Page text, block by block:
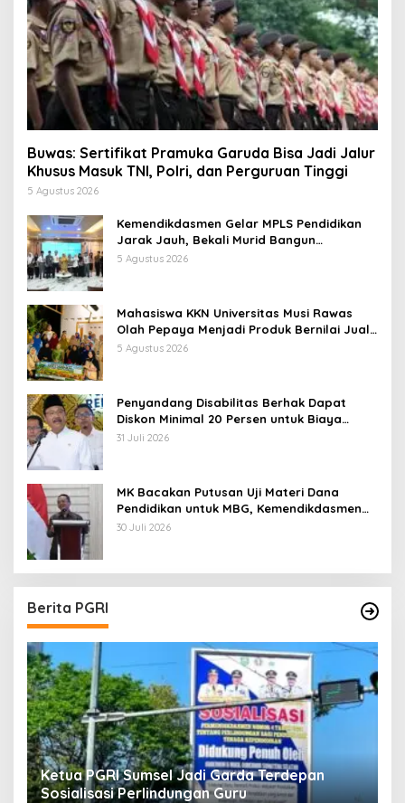
Buwas: Sertifikat Pramuka Garuda Bisa Jadi Jalur
Khusus Masuk TNI, Polri, dan Perguruan Tinggi
5 Agustus 2026
Kemendikdasmen Gelar MPLS Pendidikan
Jarak Jauh, Bekali Murid Bangun
Kemandirian Belajar
5 Agustus 2026
Mahasiswa KKN Universitas Musi Rawas
Olah Pepaya Menjadi Produk Bernilai Jual
Tinggi, Dorong UMKM Desa Air Satan
5 Agustus 2026
Penyandang Disabilitas Berhak Dapat
Diskon Minimal 20 Persen untuk Biaya
Sekolah dan Kuliah
31 Juli 2026
MK Bacakan Putusan Uji Materi Dana
Pendidikan untuk MBG, Kemendikdasmen
Tunggu Implikasi Putusan
30 Juli 2026
Berita PGRI
Ketua PGRI Sumsel Jadi Garda Terdepan
Sosialisasi Perlindungan Guru